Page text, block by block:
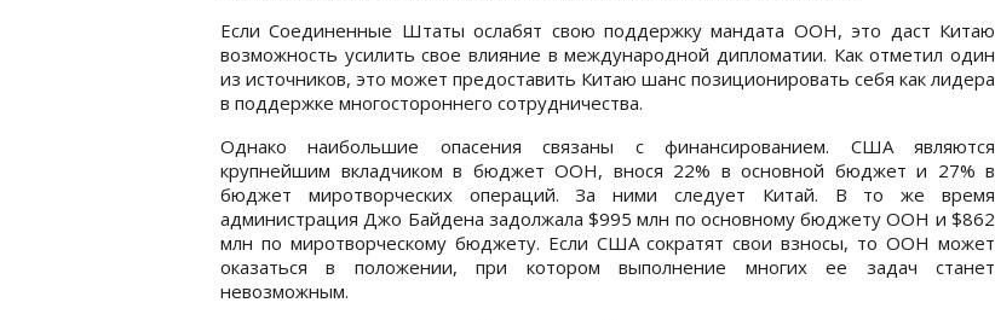
Если Соединенные Штаты ослабят свою поддержку мандата ООН, это даст Китаю
возможность усилить свое влияние в международной дипломатии. Как отметил один
из источников, это может предоставить Китаю шанс позиционировать себя как лидера
в поддержке многостороннего сотрудничества.
Однако наибольшие опасения связаны с финансированием. США являются
крупнейшим вкладчиком в бюджет ООН, внося 22% в основной бюджет и 27% в
бюджет миротворческих операций. За ними следует Китай. В то же время
администрация Джо Байдена задолжала $995 млн по основному бюджету ООН и $862
млн по миротворческому бюджету. Если США сократят свои взносы, то ООН может
оказаться в положении, при котором выполнение многих ее задач станет
невозможным.